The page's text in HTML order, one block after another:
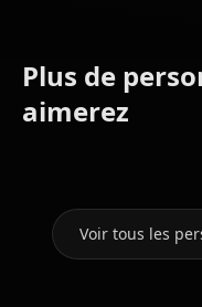
Plus de
aimerez
Takina
Voir tous les